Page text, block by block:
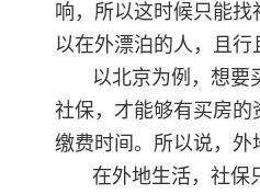
响，所以这时候只能
以在外漂泊的人，且行
以北京为例，想要
社保，才能够有买房
缴费时间。所以说，
在外地生活，社保